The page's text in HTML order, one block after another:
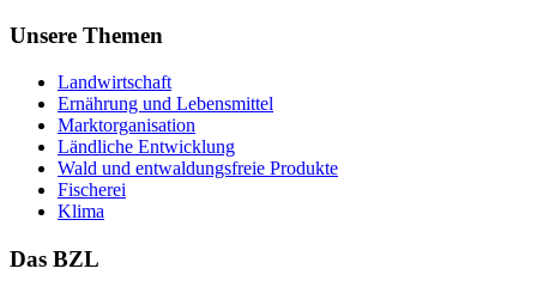
Unsere Themen
Land­wirt­schaft
Er­näh­rung und Le­bens­mit­tel
Markt­or­ga­ni­sa­ti­on
Länd­li­che Ent­wick­lung
Wald und ent­wal­dungs­freie Pro­duk­te
Fi­sche­rei
Kli­ma
Das BZL